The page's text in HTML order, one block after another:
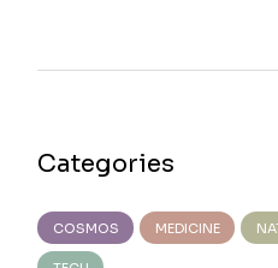
Categories
COSMOS MEDICINE